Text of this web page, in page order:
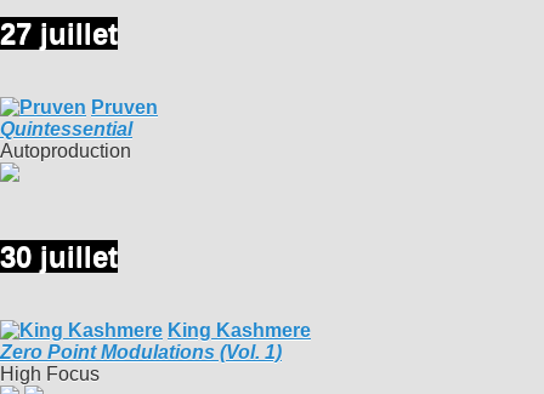
27 juillet
Pruven
Quintessential
Autoproduction
30 juillet
King Kashmere
Zero Point Modulations (Vol. 1)
High Focus